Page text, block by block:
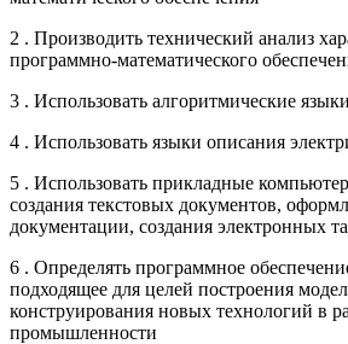
2 . Производить технический анализ
программно-математического
3 . Использовать алгоритмические
4 . Использовать языки описания
5 . Использовать прикладные
создания текстовых документов,
документации, создания электронных
6 . Определять программное
подходящее для целей построения
конструирования новых технологий в
промышленности